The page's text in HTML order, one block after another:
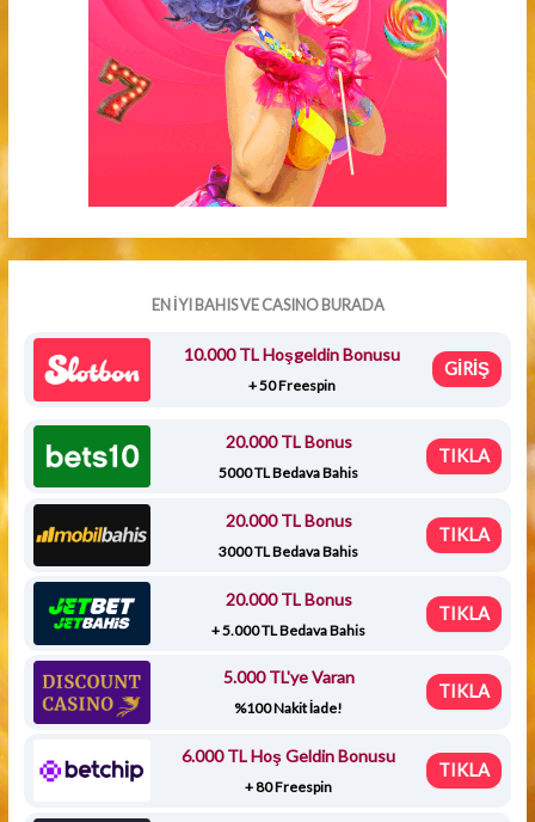
EN İYI BAHIS VE CASINO BURADA
10.000 TL Hoşgeldin Bonusu
+ 50 Freespin
GİRİŞ
20.000 TL Bonus
5000 TL Bedava Bahis
TIKLA
20.000 TL Bonus
3000 TL Bedava Bahis
TIKLA
20.000 TL Bonus
+ 5.000 TL Bedava Bahis
TIKLA
5.000 TL'ye Varan
%100 Nakit İade!
TIKLA
6.000 TL Hoş Geldin Bonusu
+ 80 Freespin
TIKLA